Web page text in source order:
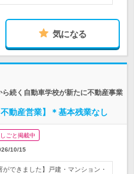
気になる
続く自動車学校が新たに不動産事業
動産営業】＊基本残業なし
ごと掲載中
10/15
ができました】戸建・マンション・